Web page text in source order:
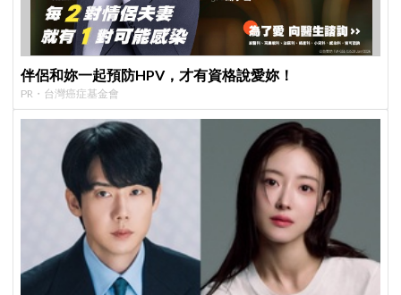
伴侶和妳一起預防HPV，才有資格說愛妳！
PR・台灣癌症基金會